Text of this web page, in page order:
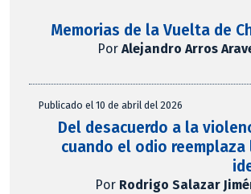
Memorias de la Vuelta de
PorAlejandro Arros
Publicado el 10 de abril del 2026
Del desacuerdo a la
cuando el odio reemplaza
Por Rodrigo Salazar